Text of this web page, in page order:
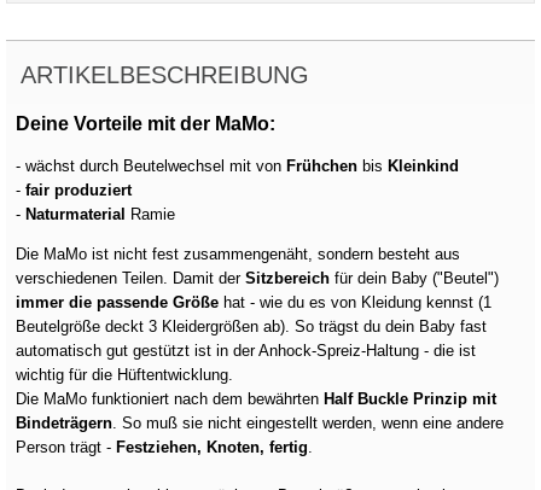
ARTIKELBESCHREIBUNG
Deine Vorteile mit der MaMo:
- wächst durch Beutelwechsel mit von Frühchen bis Kleinkind
- fair produziert
- Naturmaterial Ramie
Die MaMo ist nicht fest zusammengenäht, sondern besteht aus
verschiedenen Teilen. Damit der Sitzbereich für dein Baby ("Beutel")
immer die passende Größe hat - wie du es von Kleidung kennst (1
Beutelgröße deckt 3 Kleidergrößen ab). So trägst du dein Baby fast
automatisch gut gestützt ist in der Anhock-Spreiz-Haltung - die ist
wichtig für die Hüftentwicklung.
Die MaMo funktioniert nach dem bewährten Half Buckle Prinzip mit
Bindeträgern . So muß sie nicht eingestellt werden, wenn eine andere
Person trägt - Festziehen, Knoten, fertig